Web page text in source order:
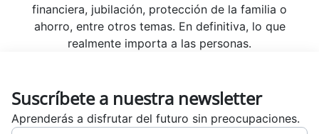
financiera, jubilación, protección de la familia o
ahorro, entre otros temas. En definitiva, lo que
realmente importa a las personas.
Suscríbete a nuestra newsletter
Aprenderás a disfrutar del futuro sin preocupaciones.